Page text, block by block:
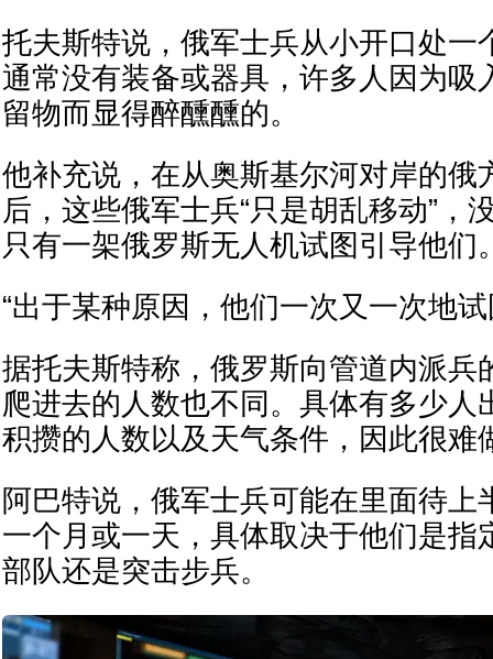
托夫斯特说，俄军士兵从小开口处一
通常没有装备或器具，许多人因为吸
留物而显得醉醺醺的。
他补充说，在从奥斯基尔河对岸的俄
后，这些俄军士兵“只是胡乱移动”，
只有一架俄罗斯无人机试图引导他们
“出于某种原因，他们一次又一次地
据托夫斯特称，俄罗斯向管道内派兵
爬进去的人数也不同。具体有多少人
积攒的人数以及天气条件，因此很难
阿巴特说，俄军士兵可能在里面待上
一个月或一天，具体取决于他们是指
部队还是突击步兵。